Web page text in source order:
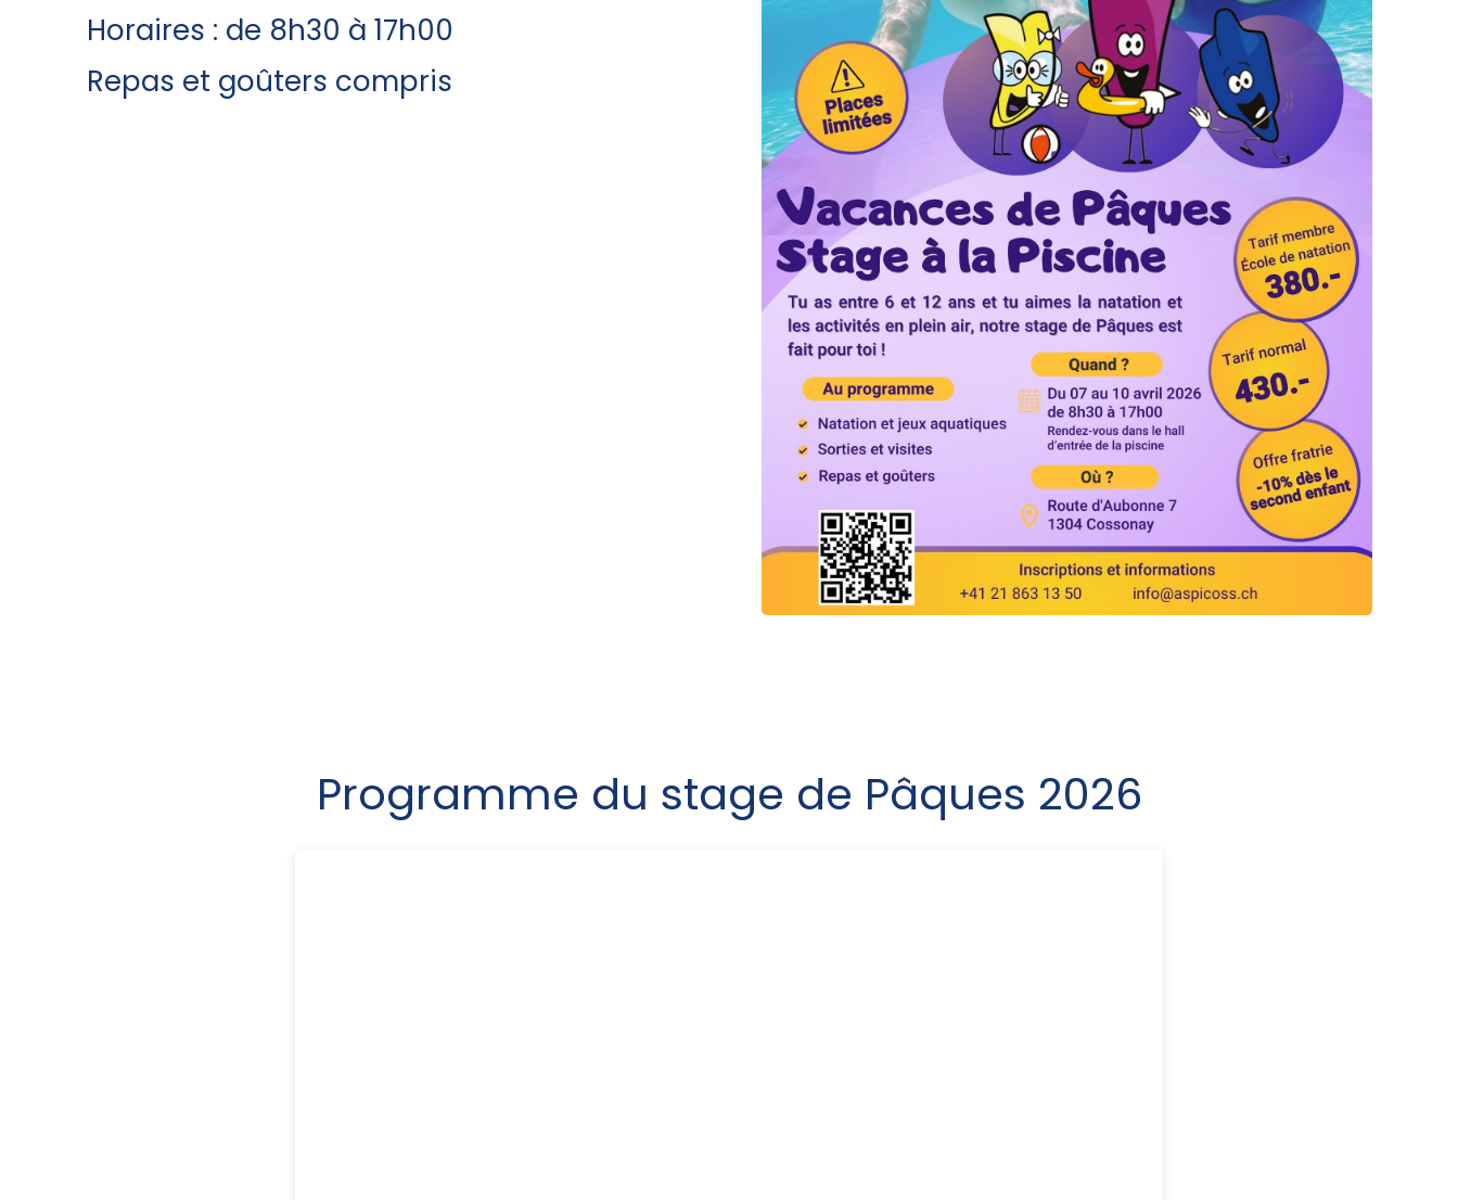
Horaires : de 8h30 à 17h00
Repas et goûters compris
Programme du stage de Pâques 2026